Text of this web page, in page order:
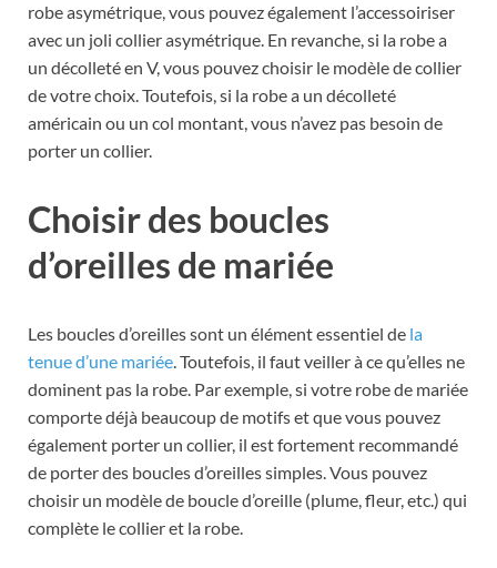
robe asymétrique, vous pouvez également l’accessoiriser
avec un joli collier asymétrique. En revanche, si la robe a
un décolleté en V, vous pouvez choisir le modèle de collier
de votre choix. Toutefois, si la robe a un décolleté
américain ou un col montant, vous n’avez pas besoin de
porter un collier.
Choisir des boucles
d’oreilles de mariée
Les boucles d’oreilles sont un élément essentiel de la
tenue d’une mariée. Toutefois, il faut veiller à ce qu’elles ne
dominent pas la robe. Par exemple, si votre robe de mariée
comporte déjà beaucoup de motifs et que vous pouvez
également porter un collier, il est fortement recommandé
de porter des boucles d’oreilles simples. Vous pouvez
choisir un modèle de boucle d’oreille (plume, fleur, etc.) qui
complète le collier et la robe.